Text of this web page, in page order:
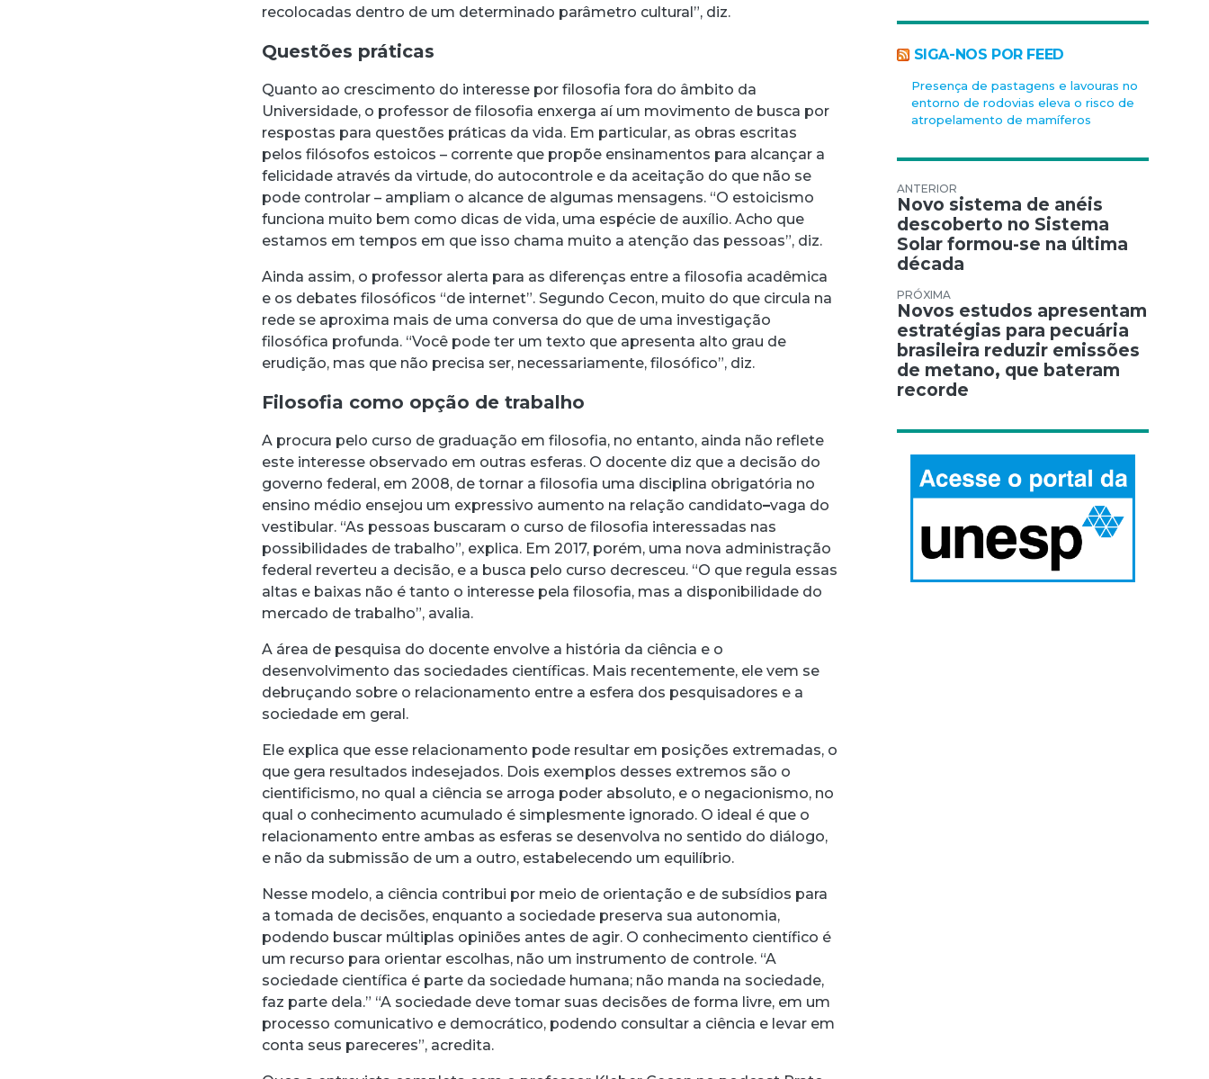
recolocadas dentro de um determinado parâmetro cultural”, diz.
Questões práticas
Quanto ao crescimento do interesse por filosofia fora do âmbito da
Universidade, o professor de filosofia enxerga aí um movimento de busca por
respostas para questões práticas da vida. Em particular, as obras escritas
pelos filósofos estoicos – corrente que propõe ensinamentos para alcançar a
felicidade através da virtude, do autocontrole e da aceitação do que não se
pode controlar – ampliam o alcance de algumas mensagens. “O estoicismo
funciona muito bem como dicas de vida, uma espécie de auxílio. Acho que
estamos em tempos em que isso chama muito a atenção das pessoas”, diz.
Ainda assim, o professor alerta para as diferenças entre a filosofia acadêmica
e os debates filosóficos “de internet”. Segundo Cecon, muito do que circula na
rede se aproxima mais de uma conversa do que de uma investigação
filosófica profunda. “Você pode ter um texto que apresenta alto grau de
erudição, mas que não precisa ser, necessariamente, filosófico”, diz.
Filosofia como opção de trabalho
A procura pelo curso de graduação em filosofia, no entanto, ainda não reflete
este interesse observado em outras esferas. O docente diz que a decisão do
governo federal, em 2008, de tornar a filosofia uma disciplina obrigatória no
ensino médio ensejou um expressivo aumento na relação candidato–vaga do
vestibular. “As pessoas buscaram o curso de filosofia interessadas nas
possibilidades de trabalho”, explica. Em 2017, porém, uma nova administração
federal reverteu a decisão, e a busca pelo curso decresceu. “O que regula essas
altas e baixas não é tanto o interesse pela filosofia, mas a disponibilidade do
mercado de trabalho”, avalia.
A área de pesquisa do docente envolve a história da ciência e o
desenvolvimento das sociedades científicas. Mais recentemente, ele vem se
debruçando sobre o relacionamento entre a esfera dos pesquisadores e a
sociedade em geral.
Ele explica que esse relacionamento pode resultar em posições extremadas, o
que gera resultados indesejados. Dois exemplos desses extremos são o
cientificismo, no qual a ciência se arroga poder absoluto, e o negacionismo, no
qual o conhecimento acumulado é simplesmente ignorado. O ideal é que o
relacionamento entre ambas as esferas se desenvolva no sentido do diálogo,
e não da submissão de um a outro, estabelecendo um equilíbrio.
Nesse modelo, a ciência contribui por meio de orientação e de subsídios para
a tomada de decisões, enquanto a sociedade preserva sua autonomia,
podendo buscar múltiplas opiniões antes de agir. O conhecimento científico é
um recurso para orientar escolhas, não um instrumento de controle. “A
sociedade científica é parte da sociedade humana; não manda na sociedade,
faz parte dela.” “A sociedade deve tomar suas decisões de forma livre, em um
processo comunicativo e democrático, podendo consultar a ciência e levar em
conta seus pareceres”, acredita.
SIGA-NOS POR FEED
Presença de pastagens e lavouras no
entorno de rodovias eleva o risco de
atropelamento de mamíferos
Navegação de Post
Novo sistema de anéis
descoberto no Sistema
Solar formou-se na última
década
Novos estudos apresentam
estratégias para pecuária
brasileira reduzir emissões
de metano, que bateram
recorde